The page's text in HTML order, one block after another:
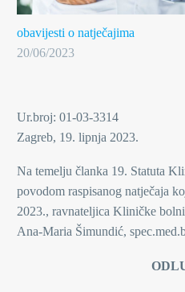
obavijesti o natječajima
20/06/2023
Ur.broj: 01-03-3314
Zagreb, 19. lipnja 2023.
Na temelju članka 19. Statuta
povodom raspisanog natječaja
2023., ravnateljica Kliničke
Ana-Maria Šimundić,